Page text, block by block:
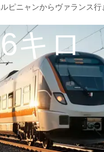
ニャンからヴァランス
キロ